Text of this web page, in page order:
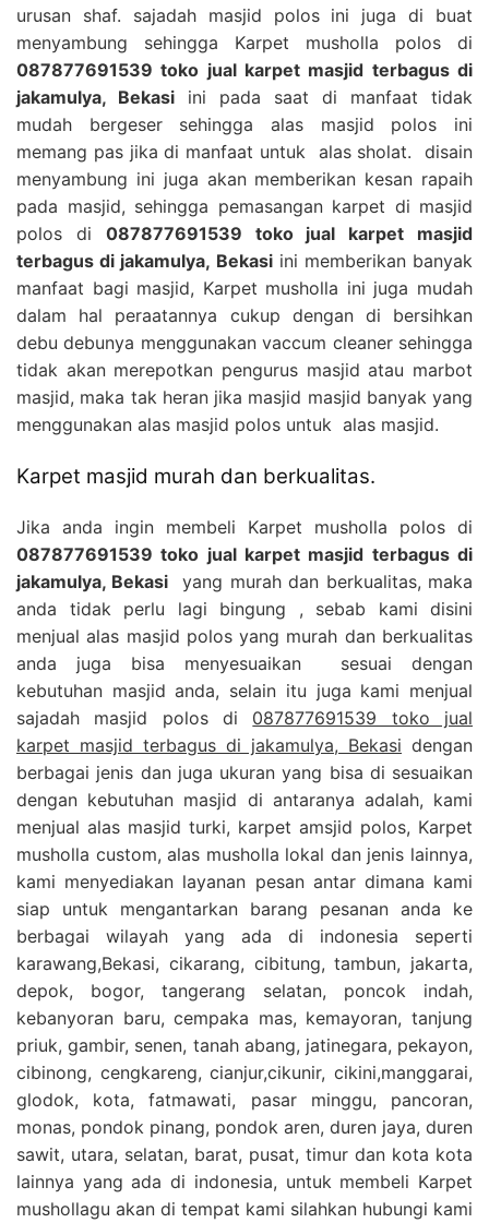
urusan shaf. sajadah masjid polos ini juga di buat
menyambung sehingga Karpet musholla polos di
087877691539 toko jual karpet masjid terbagus di
jakamulya, Bekasi ini pada saat di manfaat tidak
mudah bergeser sehingga alas masjid polos ini
memang pas jika di manfaat untuk alas sholat. disain
menyambung ini juga akan memberikan kesan rapaih
pada masjid, sehingga pemasangan karpet di masjid
polos di 087877691539 toko jual karpet masjid
terbagus di jakamulya, Bekasiini memberikan banyak
manfaat bagi masjid, Karpet musholla ini juga mudah
dalam hal peraatannya cukup dengan di bersihkan
debu debunya menggunakan vaccum cleaner sehingga
tidak akan merepotkan pengurus masjid atau marbot
masjid, maka tak heran jika masjid masjid banyak yang
menggunakan alas masjid polos untuk alas masjid.
Karpet masjid murah dan berkualitas.
Jika anda ingin membeli Karpet musholla polos di
087877691539 toko jual karpet masjid terbagus di
jakamulya, Bekasi yang murah dan berkualitas, maka
anda tidak perlu lagi bingung , sebab kami disini
menjual alas masjid polos yang murah dan berkualitas
anda juga bisa menyesuaikan sesuai dengan
kebutuhan masjid anda, selain itu juga kami menjual
sajadah masjid polos di 087877691539 toko jual
karpet masjid terbagus di jakamulya, Bekasi dengan
berbagai jenis dan juga ukuran yang bisa di sesuaikan
dengan kebutuhan masjid di antaranya adalah, kami
menjual alas masjid turki, karpet amsjid polos, Karpet
musholla custom, alas musholla lokal dan jenis lainnya,
kami menyediakan layanan pesan antar dimana kami
siap untuk mengantarkan barang pesanan anda ke
berbagai wilayah yang ada di indonesia seperti
karawang,Bekasi, cikarang, cibitung, tambun, jakarta,
depok, bogor, tangerang selatan, poncok indah,
kebanyoran baru, cempaka mas, kemayoran, tanjung
priuk, gambir, senen, tanah abang, jatinegara, pekayon,
cibinong, cengkareng, cianjur,cikunir, cikini,manggarai,
glodok, kota, fatmawati, pasar minggu, pancoran,
monas, pondok pinang, pondok aren, duren jaya, duren
sawit, utara, selatan, barat, pusat, timur dan kota kota
lainnya yang ada di indonesia, untuk membeli Karpet
mushollagu akan di tempat kami silahkan hubungi kami